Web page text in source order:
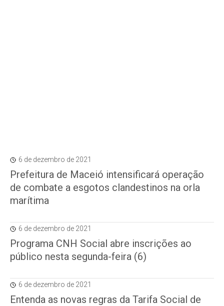
6 de dezembro de 2021
Prefeitura de Maceió intensificará operação
de combate a esgotos clandestinos na orla
marítima
6 de dezembro de 2021
Programa CNH Social abre inscrições ao
público nesta segunda-feira (6)
6 de dezembro de 2021
Entenda as novas regras da Tarifa Social de